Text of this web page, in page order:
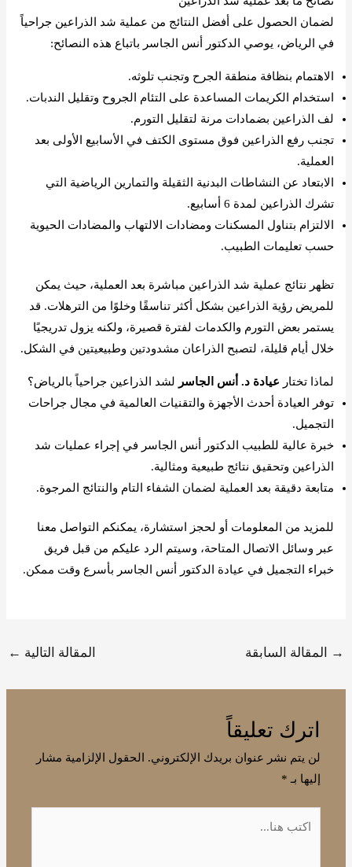
لضمان الحصول على أفضل النتائج من عملية شد الذراعين جراحياً
في الرياض، يوصي الدكتور أنس الجاسر باتباع هذه النصائح:
الاهتمام بنظافة منطقة الجرح وتجنب تلوثه.
استخدام الكريمات المساعدة على التئام الجروح وتقليل الندبات.
لف الذراعين بضمادات مرنة لتقليل التورم.
تجنب رفع الذراعين فوق مستوى الكتف في الأسابيع الأولى بعد
العملية.
الابتعاد عن النشاطات البدنية الثقيلة والتمارين الرياضية التي
تشرك الذراعين لمدة 6 أسابيع.
الالتزام بتناول المسكنات ومضادات الالتهاب والمضادات الحيوية
حسب تعليمات الطبيب.
تظهر نتائج عملية شد الذراعين مباشرة بعد العملية، حيث يمكن
للمريض رؤية الذراعين بشكل أكثر تناسقًا وخلوًا من الترهلات. قد
يستمر بعض التورم والكدمات لفترة قصيرة، ولكنه يزول تدريجيًا
خلال أيام قليلة، لتصبح الذراعان مشدودتين وطبيعيتين في الشكل.
لماذا تختار عيادة د. أنس الجاسر لشد الذراعين جراحياً بالرياض؟
توفر العيادة أحدث الأجهزة والتقنيات العالمية في مجال جراحات
التجميل.
خبرة عالية للطبيب الدكتور أنس الجاسر في إجراء عمليات شد
الذراعين وتحقيق نتائج طبيعية ومثالية.
متابعة دقيقة بعد العملية لضمان الشفاء التام والنتائج المرجوة.
للمزيد من المعلومات أو لحجز استشارة، يمكنكم التواصل معنا
عبر وسائل الاتصال المتاحة، وسيتم الرد عليكم من قبل فريق
خبراء التجميل في عيادة الدكتور أنس الجاسر بأسرع وقت ممكن.
→ المقالة السابقة المقالة التالية ←
اترك تعليقاً
لن يتم نشر عنوان بريدك الإلكتروني.
الحقول الإلزامية مشار
إليها بـ *